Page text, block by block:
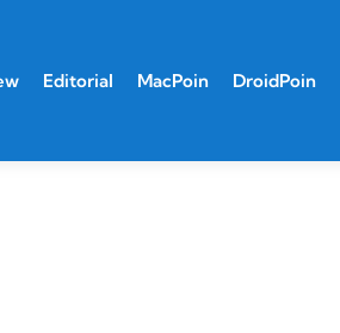
Editorial MacPoin DroidPoin